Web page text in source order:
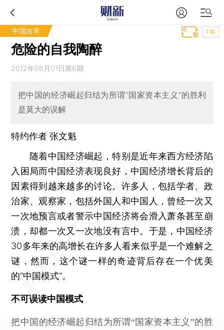
中国改革 T中
危险的自我陶醉
2012年06月01日第6期
把中国的经济崛起归结为所谓“国家资本主义”的胜利
是莫大的误解
特约作者 张文魁
随着中国经济崛起，特别是近年来西方经济陷
入困局而中国经济表现良好，中国经济增长背后的
因素得到越来越多的讨论。许多人，包括学者、政
治家、观察家，包括外国人和中国人，曾经一次又
一次地预言或者警示中国经济将会滑入萧条甚至崩
溃，却都一次又一次地没有言中。于是，中国经济
30多年来的高增长在许多人看来似乎是一个难解之
谜，然而，这个谜一样的奇迹背后存在一个优美
的“中国模式”。
不可误读中国模式
把中国的经济崛起归结为所谓“国家资本主义”的胜